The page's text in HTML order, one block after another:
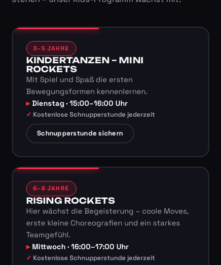
3–5 JAHRE
KINDERTANZEN – MINI
ROCKETS
Mit Spiel und Spaß die ersten
Bewegungsformen kennenlernen.
Dienstag · 15:00–16:00 Uhr
Kostenlose Schnupperstunde jederzeit
Schnupperstunde sichern
6–8 JAHRE
RISING ROCKETS
Hier wächst die Begeisterung – coole Moves,
erste kleine Choreografien und ein starkes
Teamgefühl.
Mittwoch · 16:00–17:00 Uhr
Kostenlose Schnupperstunde jederzeit